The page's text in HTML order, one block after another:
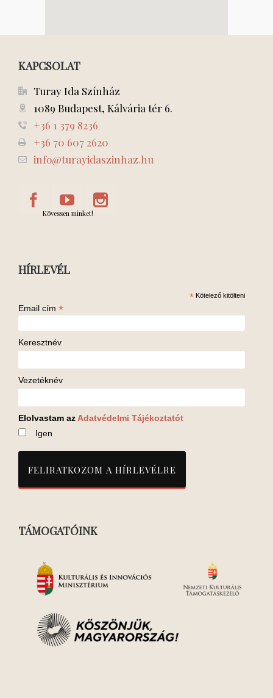
KAPCSOLAT
Turay Ida Színház
1089 Budapest, Kálvária tér 6.
+36 1 379 8236
+36 70 607 2620
info@turayidaszinhaz.hu
Kövessen minket!
HÍRLEVÉL
* Kötelező kitölteni
Email cím *
Keresztnév
Vezetéknév
Elolvastam az Adatvédelmi Tájékoztatót
Igen
TÁMOGATÓINK